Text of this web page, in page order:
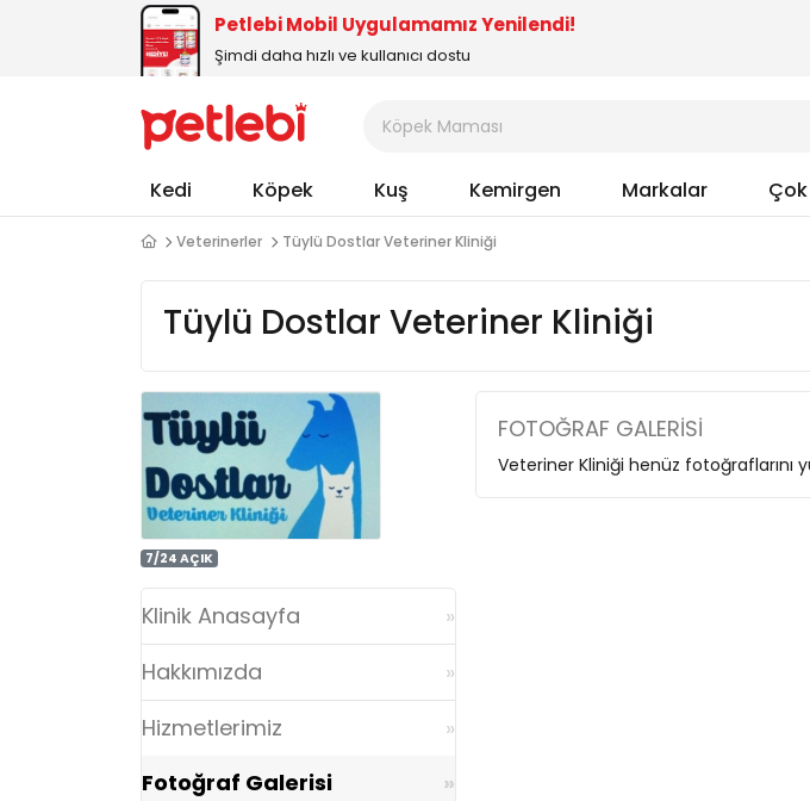
Petlebi Mobil Uygulamamız Yenilendi!
Şimdi daha hızlı ve kullanıcı dostu
Kedi Köpek Kuş Kemirgen Markalar
Veterinerler Tüylü Dostlar Veteriner Kliniği
Tüylü Dostlar Veteriner Kliniği
7/24 AÇIK
Klinik Anasayfa
Hakkımızda
Hizmetlerimiz
Fotoğraf Galerisi
FOTOĞRAF GALERISI
Veteriner Kliniği henüz fotoğraflarını